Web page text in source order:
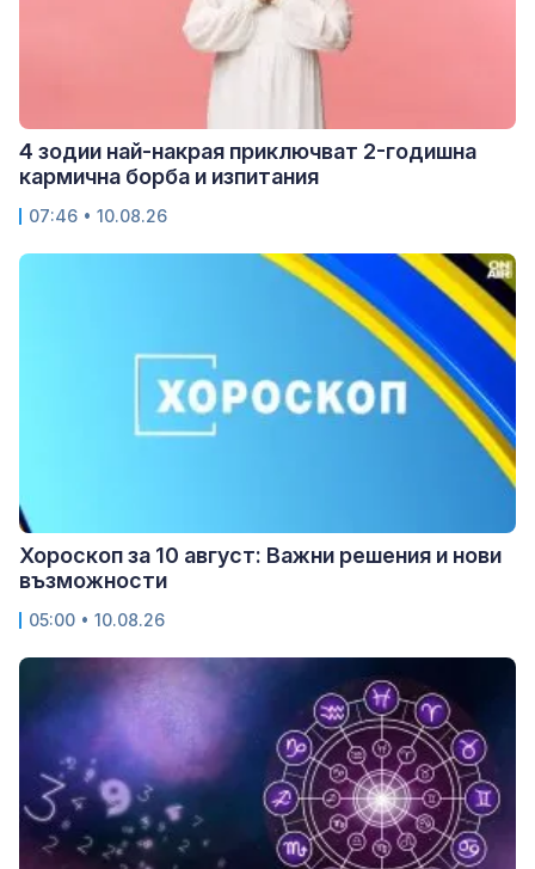
4 зодии най-накрая приключват 2-годишна
кармична борба и изпитания
07:46 • 10.08.26
Хороскоп за 10 август: Важни решения и нови
възможности
05:00 • 10.08.26